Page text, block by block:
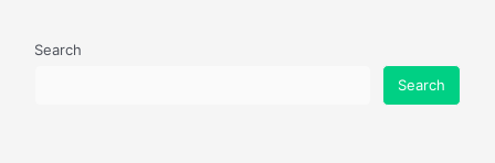
Search
Search